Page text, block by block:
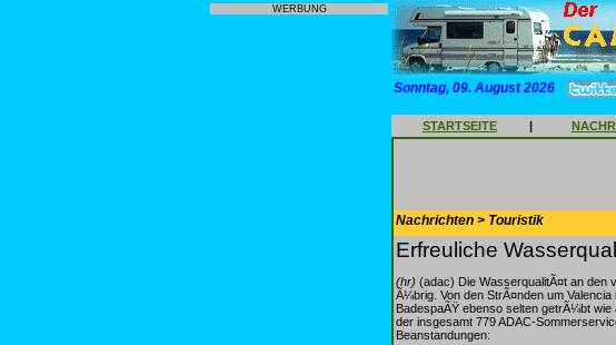
WERBUNG
Sonntag, 09. August 2026
STARTSEITE |
Nachrichten > Touristik
Erfreuliche
(hr) (adac) Die WasserqualitÃ¤t an den
Ã¼brig. Von den StrÃ¤nden um
BadespaÃŸ ebenso selten getrÃ¼bt
der insgesamt 779 ADAC-
Beanstandungen: